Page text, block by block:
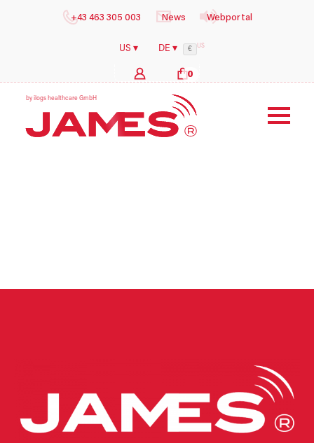
+43 463 305 003 News Webportal
US ▾ DE ▾ € US
0
by il ogs hea thcare Gm bH